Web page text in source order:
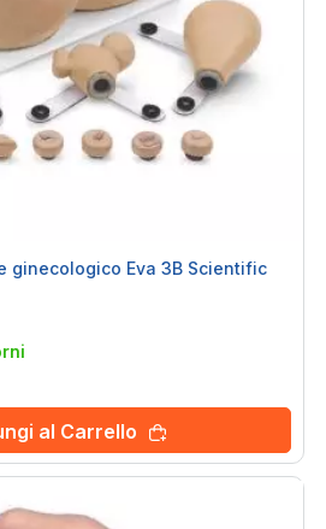
ginecologico Eva 3B Scientific
al Carrello